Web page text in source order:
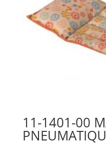
11-1401-00